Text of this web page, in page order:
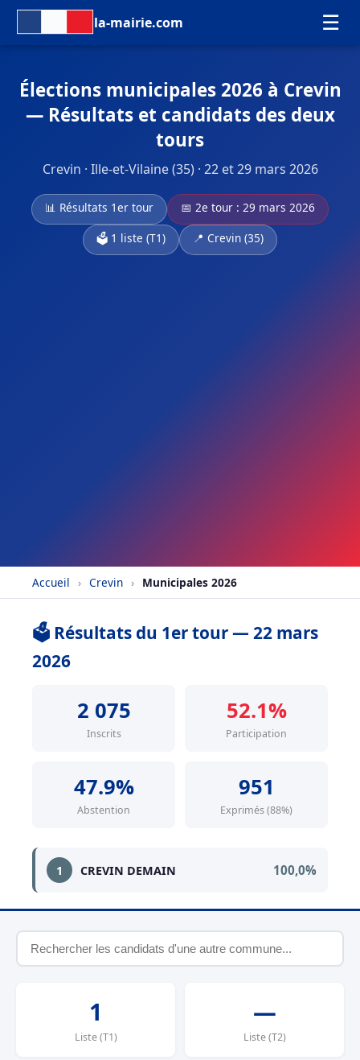
la-mairie.com ☰
Élections municipales 2026 à Crevin
— Résultats et candidats des deux
tours
Crevin · Ille-et-Vilaine (35) · 22 et 29 mars 2026
📊 Résultats 1er tour
📅 2e tour : 29 mars 2026
🗳️ 1 liste (T1)
📍 Crevin (35)
Accueil › Crevin › Municipales 2026
🗳️ Résultats du 1er tour — 22 mars
2026
2 075
Inscrits
52.1%
Participation
47.9%
Abstention
951
Exprimés (88%)
1 CREVIN DEMAIN 100,0%
1
Liste (T1)
—
Liste (T2)